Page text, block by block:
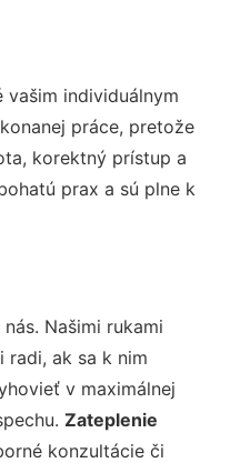
vašim individuálnym
práce, pretože
korektný prístup a
prax a sú plne k
Našimi rukami
radi, ak sa k nim
v maximálnej
Zateplenie
konzultácie či